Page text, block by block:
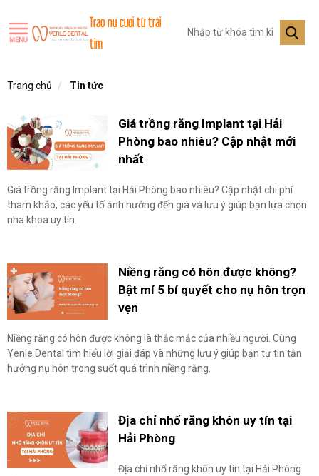
Trao nụ cười từ trái
tim
Trang chủ Tin tức
Giá trồng răng Implant tại Hải
Phòng bao nhiêu? Cập nhật mới
nhất
Giá trồng răng Implant tại Hải Phòng bao nhiêu? Cập nhật chi phí
tham khảo, các yếu tố ảnh hưởng đến giá và lưu ý giúp bạn lựa chọn
nha khoa uy tín.
Niềng răng có hôn được không?
Bật mí 5 bí quyết cho nụ hôn trọn
vẹn
Niềng răng có hôn được không là thắc mắc của nhiều người. Cùng
Yenle Dental tìm hiểu lời giải đáp và những lưu ý giúp bạn tự tin tận
hưởng nụ hôn trong suốt quá trình niềng răng.
Địa chỉ nhổ răng khôn uy tín tại
Hải Phòng
Địa chỉ nhổ răng khôn uy tín tại Hải Phòng